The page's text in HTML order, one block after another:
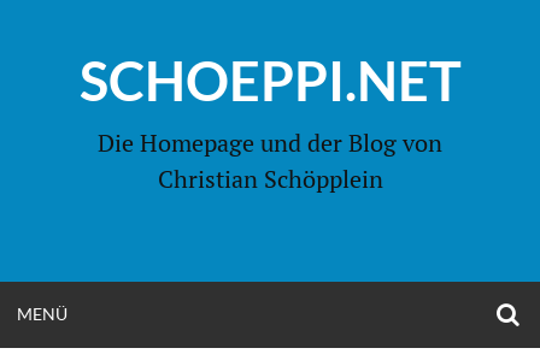
springenSCHOEPPI.NET
Die Homepage und der Blog von
Christian Schöpplein
MENÜ